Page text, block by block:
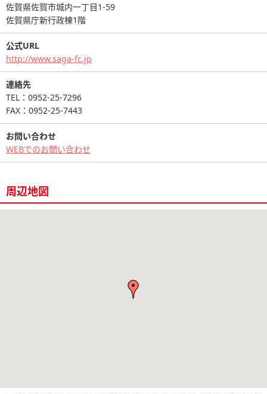
佐賀県佐賀市城内一丁目1-59
佐賀県庁新行政棟1階
公式URL
http://www.saga-fc.jp
連絡先
TEL：0952-25-7296
FAX：0952-25-7443
お問い合わせ
WEBでのお問い合わせ
周辺地図